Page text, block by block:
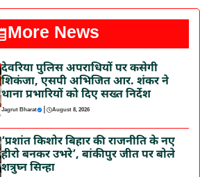
More News
देवरिया पुलिस अपराधियों पर कसेगी
शिकंजा, एसपी अभिजित आर. शंकर ने
थाना प्रभारियों को दिए सख्त निर्देश
Jagrut Bharat | August 8, 2026
‘प्रशांत किशोर बिहार की राजनीति के नए
हीरो बनकर उभरे’, बांकीपुर जीत पर बोले
शत्रुघ्न सिन्हा